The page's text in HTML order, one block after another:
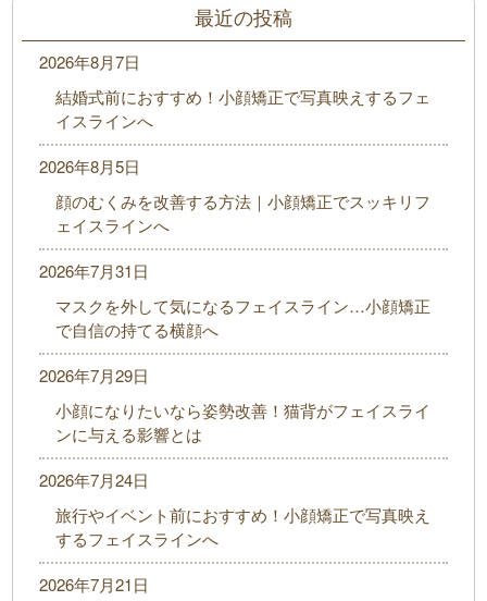
最近の投稿
結婚式前におすすめ！小顔矯正で写真映えするフェ
イスラインへ
2026年8月7日
顔のむくみを改善する方法｜小顔矯正でスッキリフ
ェイスラインへ
2026年8月5日
マスクを外して気になるフェイスライン…小顔矯正
で自信の持てる横顔へ
2026年7月31日
小顔になりたいなら姿勢改善！猫背がフェイスライ
ンに与える影響とは
2026年7月29日
旅行やイベント前におすすめ！小顔矯正で写真映え
するフェイスラインへ
2026年7月24日
2026年7月21日